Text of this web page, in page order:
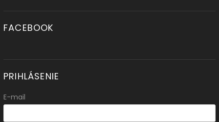
FACEBOOK
PRIHLÁSENIE
E-mail